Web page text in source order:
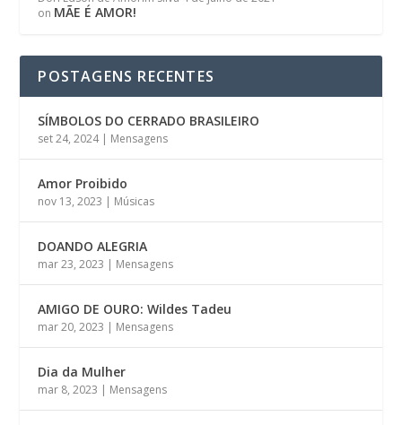
on MÃE É AMOR!
POSTAGENS RECENTES
SÍMBOLOS DO CERRADO BRASILEIRO
set 24, 2024| Mensagens
Amor Proibido
nov 13, 2023 | Músicas
DOANDO ALEGRIA
mar 23, 2023 | Mensagens
AMIGO DE OURO: Wildes Tadeu
mar 20, 2023 | Mensagens
Dia da Mulher
mar 8, 2023 | Mensagens